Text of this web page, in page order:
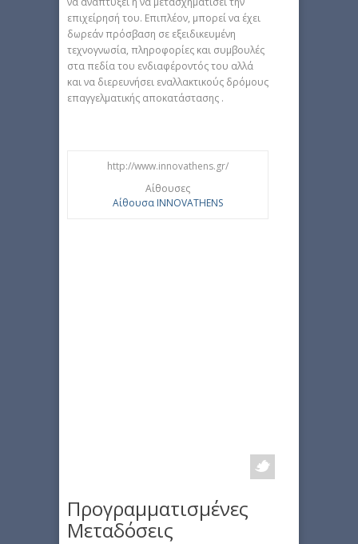
επιχείρησή του. Επιπλέον, μπορεί να έχει
δωρεάν πρόσβαση σε εξειδικευμένη
τεχνογνωσία, πληροφορίες και συμβουλές
στα πεδία του ενδιαφέροντός του αλλά
και να διερευνήσει εναλλακτικούς δρόμους
επαγγελματικής αποκατάστασης .
http://www.innovathens.gr/
Αίθουσες
Αίθουσα INNOVATHENS
Προγραμματισμένες
Μεταδόσεις